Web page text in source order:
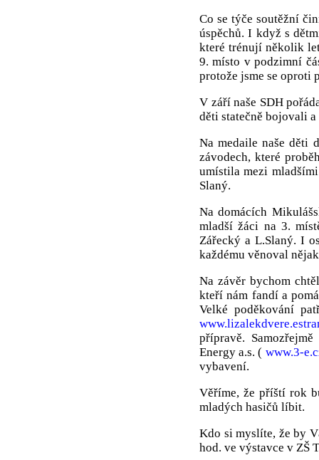
Co se týče soutěžní
úspěchů. I když s
které trénují několik
9. místo v podzimní
protože jsme se oproti
V září naše SDH
děti statečně bojovali
Na medaile naše děti
závodech, které
umístila mezi
Slaný.
Na domácích
mladší žáci na 3.
Zářecký a L.Slaný. I
každému věnoval
Na závěr bychom
kteří nám fandí a
Velké poděkování
přípravě.
Energy a.s. ( www.3-
vybavení.
Věříme, že příští rok
mladých hasičů líbit.
Kdo si myslíte, že by
hod. ve výstavce v ZŠ